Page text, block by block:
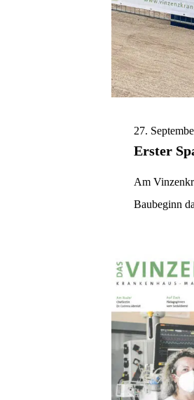
27.
Erster
Am
Baubeginn